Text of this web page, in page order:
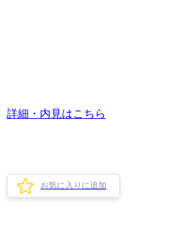
詳細・内見はこちら
お気に入りに追加